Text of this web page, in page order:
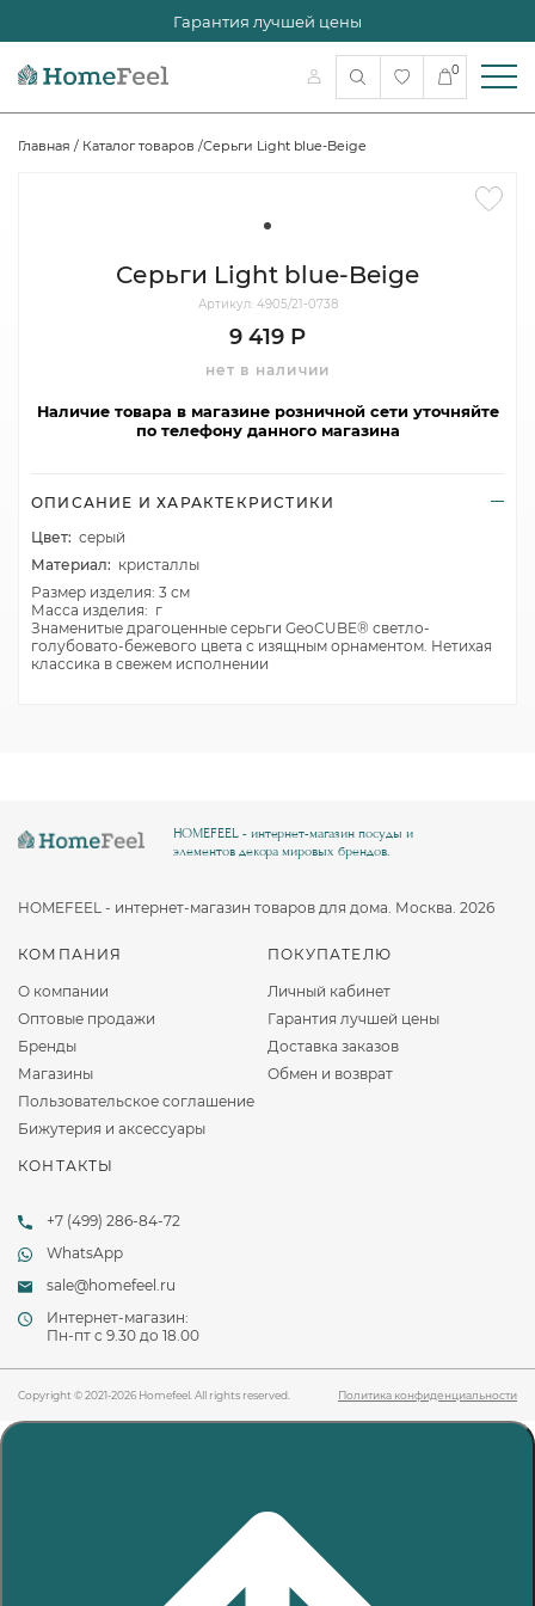
Гарантия лучшей цены
0
Главная / Каталог товаров /Серьги Light blue-Beige
Серьги Light blue-Beige
Артикул: 4905/21-0738
9 419 Р
нет в наличии
Наличие товара в магазине розничной сети уточняйте
по телефону данного магазина
ОПИСАНИЕ И ХАРАКТЕКРИСТИКИ
Цвет: серый
Материал: кристаллы
Размер изделия: 3 см
Масса изделия: г
Знаменитые драгоценные серьги GeoCUBE® светло-
голубовато-бежевого цвета с изящным орнаментом. Нетихая
классика в свежем исполнении
КОМПАНИЯ
О компании
Оптовые продажи
Бренды
Магазины
Пользовательское соглашение
Бижутерия и аксессуары
ПОКУПАТЕЛЮ
Личный кабинет
Гарантия лучшей цены
Доставка заказов
Обмен и возврат
КОНТАКТЫ
+7 (499) 286-84-72
WhatsApp
sale@homefeel.ru
Интернет-магазин:
Пн-пт c 9.30 до 18.00
HOMEFEEL - интернет-магазин посуды и
элементов декора мировых брендов.
HOMEFEEL - интернет-магазин товаров для дома. Москва. 2026
Copyright © 2021-2026 Homefeel. All rights reserved. Политика конфиденциальности